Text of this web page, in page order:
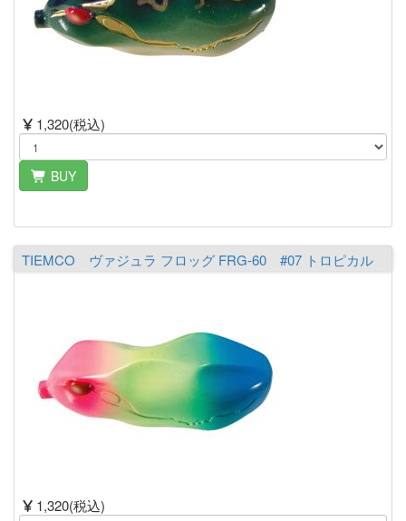
1,320(税込)
BUY
TIEMCO ヴァジュラ フロッグ FRG-60 #07 トロピカル
1,320(税込)